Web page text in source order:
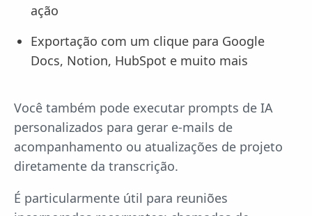
ação
Exportação com um clique para Google
Docs, Notion, HubSpot e muito mais
Você também pode executar prompts de IA
personalizados para gerar e-mails de
acompanhamento ou atualizações de projeto
diretamente da transcrição.
É particularmente útil para reuniões